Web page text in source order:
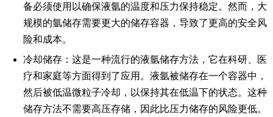
备必须使用以确保液氩的温度和压力保持稳定。然而，大
规模的氩储存需要更大的储存容器，导致了更高的安全风
险和成本。
冷却储存 ：这是一种流行的液氩储存方法，它在科研、医
疗和家庭等方面得到了应用。液氩被储存在一个容器中，
然后被低温微粒子冷却，以保持其在低温下的状态。这种
储存方法不需要高压存储，因此比压力储存的风险更低。